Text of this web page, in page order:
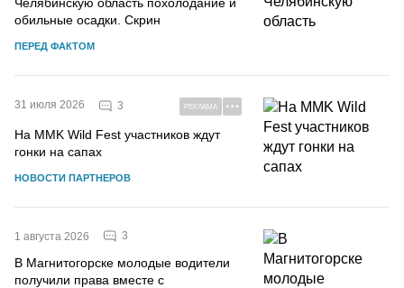
обильные осадки. Скрин
ПЕРЕД ФАКТОМ
31 июля 2026 3 РЕКЛАМА
На MMK Wild Fest участников ждут
гонки на сапах
НОВОСТИ ПАРТНЕРОВ
1 августа 2026 3
В Магнитогорске молодые водители
получили права вместе с